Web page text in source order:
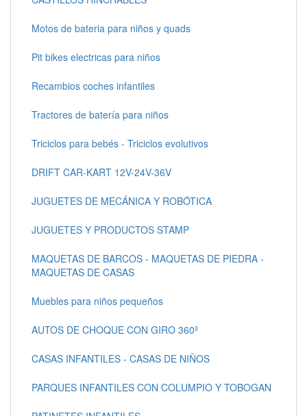
Motos de bateria para niños y quads
Pit bikes electricas para niños
Recambios coches infantiles
Tractores de batería para niños
Triciclos para bebés - Triciclos evolutivos
DRIFT CAR-KART 12V-24V-36V
JUGUETES DE MECÁNICA Y ROBÓTICA
JUGUETES Y PRODUCTOS STAMP
MAQUETAS DE BARCOS - MAQUETAS DE PIEDRA -
MAQUETAS DE CASAS
Muebles para niños pequeños
AUTOS DE CHOQUE CON GIRO 360º
CASAS INFANTILES - CASAS DE NIÑOS
PARQUES INFANTILES CON COLUMPIO Y TOBOGAN